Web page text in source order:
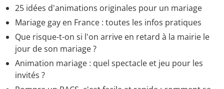
25 idées d'animations originales pour un mariage
Mariage gay en France : toutes les infos pratiques
Que risque-t-on si l'on arrive en retard à la mairie le
jour de son mariage ?
Animation mariage : quel spectacle et jeu pour les
invités ?